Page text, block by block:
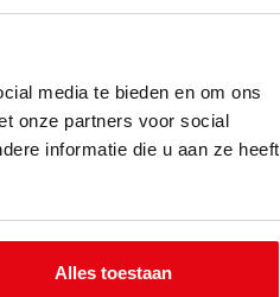
media te bieden en om ons
onze partners voor social
informatie die u aan ze heeft
Alles toestaan